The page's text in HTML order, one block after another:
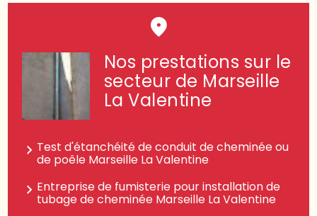
Nos prestations sur le
secteur de Marseille
La Valentine
Test d'étanchéité de conduit de cheminée ou
de poêle Marseille La Valentine
Entreprise de fumisterie pour installation de
tubage de cheminée Marseille La Valentine